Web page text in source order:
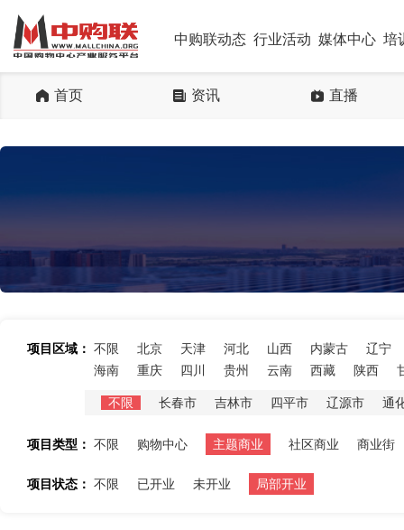
中购联动态 行业活动 媒体中心 培
首页 资讯 直播
项目区域： 不限 北京 天津 河北 山西 内蒙古
辽宁
海南
重庆 四川 贵州 云南 西藏 陕西
不限 长春市 吉林市 四平市 辽源市 通
项目类型： 不限 购物中心 主题商业 社区商业 商业街
项目状态： 不限 已开业 未开业 局部开业